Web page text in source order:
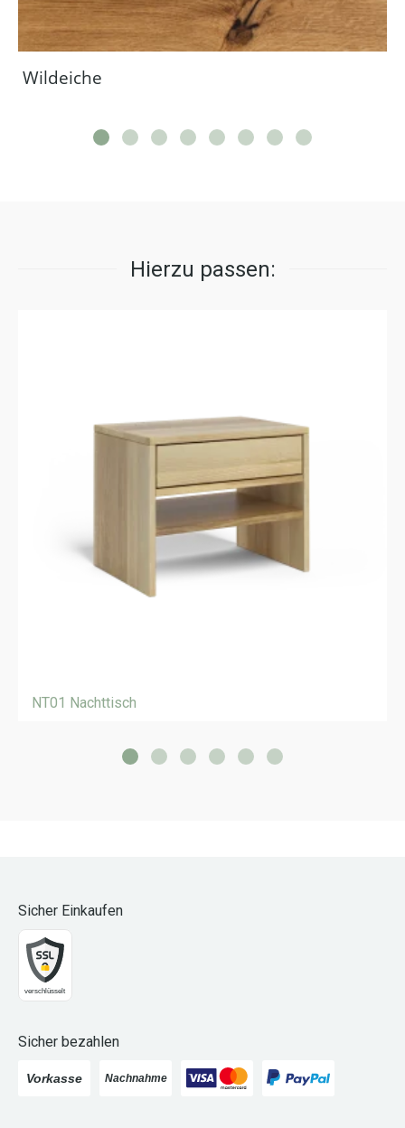
Wildeiche
Hierzu passen:
NT01 Nachttisch
Sicher Einkaufen
Sicher bezahlen